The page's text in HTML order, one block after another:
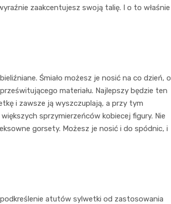
zaakcentujesz swoją talię. I o to właśnie
Śmiało możesz je nosić na co dzień, o
materiału. Najlepszy będzie ten
i zawsze ją wyszczuplają, a przy tym
sprzymierzeńców kobiecej figury. Nie
gorsety. Możesz je nosić i do spódnic, i
atutów sylwetki od zastosowania